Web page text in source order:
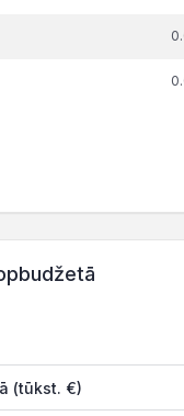
(tūkst. €)